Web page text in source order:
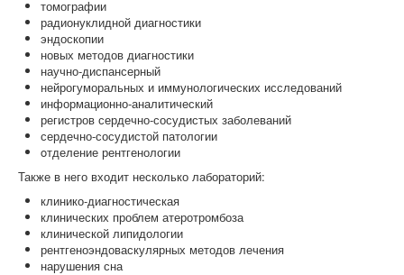
томографии
радионуклидной диагностики
эндоскопии
новых методов диагностики
научно-диспансерный
нейрогуморальных и иммунологических исследований
информационно-аналитический
регистров сердечно-сосудистых заболеваний
сердечно-сосудистой патологии
oтделение рентгенологии
Также в него входит несколько лабораторий:
клинико-диагностическая
клинических проблем атеротромбоза
клинической липидологии
рентгеноэндоваскулярных методов лечения
нарушения сна